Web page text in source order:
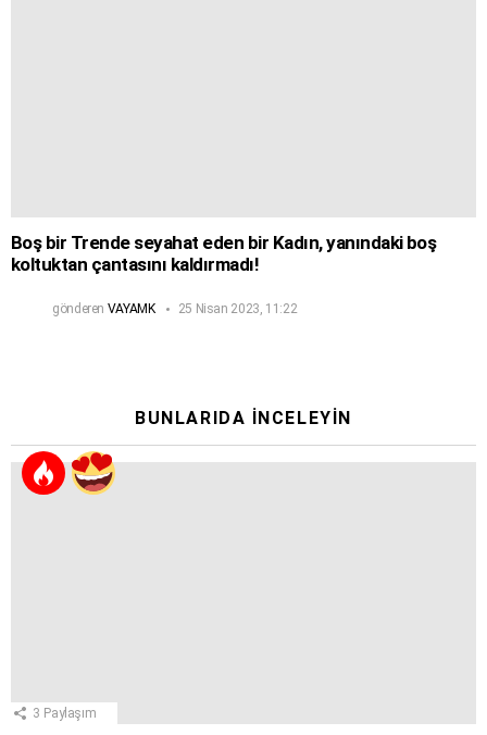
Boş bir Trende seyahat eden bir Kadın, yanındaki boş
koltuktan çantasını kaldırmadı!
gönderen VAYAMK 25 Nisan 2023, 11:22
BUNLARIDA İNCELEYIN
3 Paylaşım